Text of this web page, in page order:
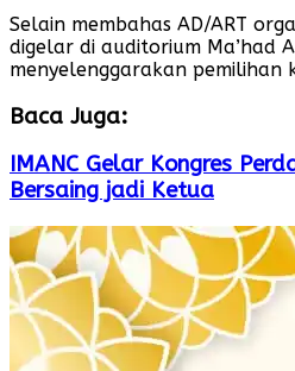
Selain membahas AD/ART
digelar di auditorium Ma’had
menyelenggarakan pemilihan
Baca Juga:
IMANC Gelar Kongres
Bersaing jadi Ketua